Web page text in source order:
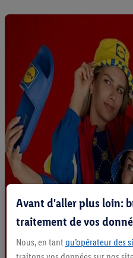
Avant d'aller plus loin:
traitement de vos
Nous, en tant qu’opérateur des